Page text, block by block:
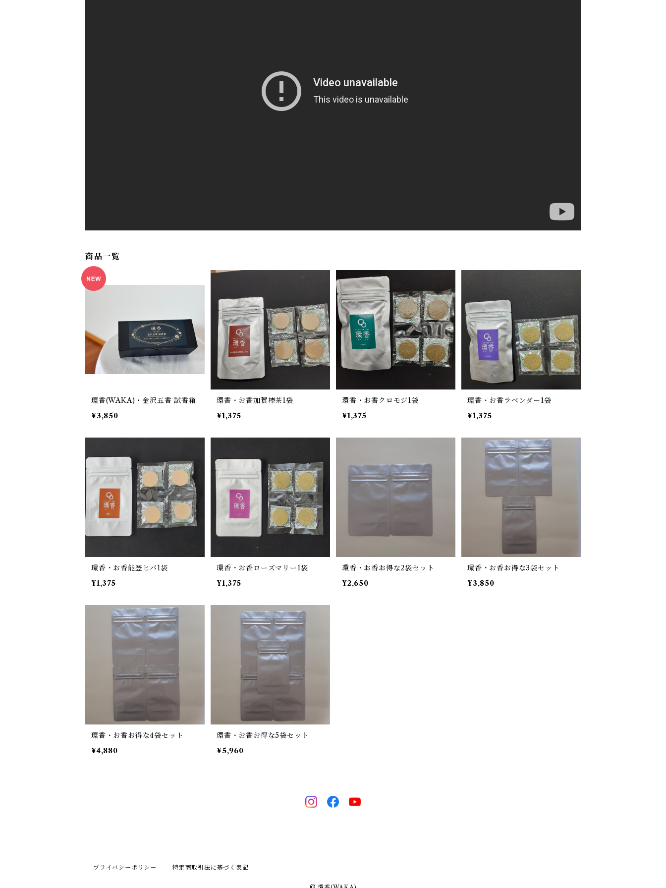
商品一覧
環香(WAKA)・金沢五香 試香箱
¥3,850
環香・お香加賀棒茶1袋
¥1,375
環香・お香クロモジ1袋
¥1,375
環香・お香ラベンダー1袋
¥1,375
環香・お香能登ヒバ1袋
¥1,375
環香・お香ローズマリー1袋
¥1,375
環香・お香お得な2袋セット
¥2,650
環香・お香お得な3袋セット
¥3,850
環香・お香お得な4袋セット
¥4,880
環香・お香お得な5袋セット
¥5,960
プライバシーポリシー 特定商取引法に基づく表記